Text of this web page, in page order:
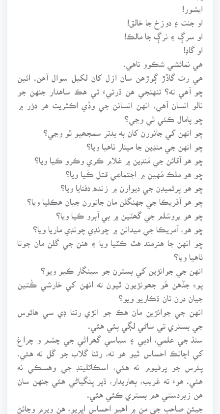
ايشور!
او جنت ۽ دوزخ جا خالق!
او سرڳ ۽ نرڳ جا مالڪ!
او گاڊ!
هي نمائشي شڪوو ناهي.
هي رت گاڏڙ ڳوڙهن سان ازل کان لکيل سوال آهن. ائين
ڇو آهي ته؟ تنهنجي هن ڌرتيءَ تي هڪ ساهدار جنهن جو
نالو انسان آهي، انهن انسانن جي وڏي اڪثريت هر دؤر ۾
ڇو پامال ڪئي ٿي وڃي؟
ڇو انهن کي جانورن کان به بدتر سمجھيو ٿو وڃي؟
ڇو انهن جي منڍين جا مينار ٺاهيا ويا؟
ڇو هو آقائن جي مَنڊين ۾ غلام ڪري وڪرو ڪيا ويا؟
ڇو هو ملڪ مُهين ۾ اجتماعي قتل ڪَيا ويا؟
ڇو هو پرئميڊن جي ديوارن ۾ زنده دفنايا ويا؟
ڇو هو آفريڪا جي جهنگلن مان جانورن جيان هڪليا ويا؟
ڇو هو يروشلم جي گھٽين ۾ بي آبرو ڪيا ويا؟
ڇو هو، آمريڪا جي ميدانن ۾ چونڊي چونڊي ماريا ويا؟
ڇو انهن جا هنرمند هٿ ڪٽيا ويا ۽ هنن جي گلن مان جوتا
ٺاهيا ويا؟
انهن جي جوانڙين کي بسترن جو سينگار ڪيو ويو؟
پوءِ جڏهن هُو جھونڙيون ٿيون ته انهن کي خارشي ڪُتين
جيان درن تان ڌڪاريو ويو؟
انهن جي جوانڙين مان هڪ جو انڙي رتنا ڊي سي هائوس
جي بستري تي ساڻي لڳي پئي هئي.
سنڌ جي علمي، ادبي ۽ سياسي گھراڻي جي چشم و چراغ
کي اچانڪ احساس ٿيو هو ته، رتنا گلاب جو گل نه هئي.
پئرس جو پرفيوم نه هئي، اسڪاٽلينڊ جي وهسڪي نه
هئي. هوءَ ته غريب، ٻھاريدار، ڌپر ڀنگياڻي هئي جنهن سان
جيئن صاحب جي من ۾ اهيو احساس اڀريو، هن ويرم وڃائڻ